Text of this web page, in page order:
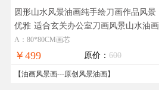
圆形山水风景油画纯手绘刀画作品风景
优雅 适合玄关办公室刀画风景山水油画
A：80*80CM画芯
￥499 原价： 600
【油画风景画---原创风景油画】